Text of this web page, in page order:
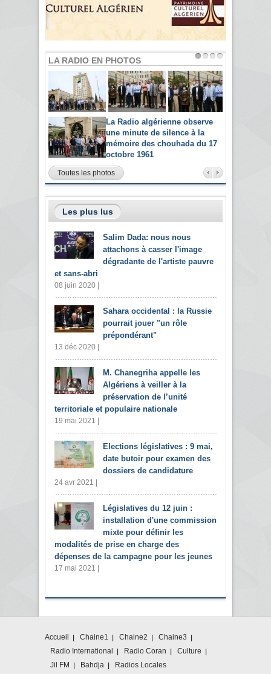
LA RADIO EN PHOTOS
La Radio algérienne observe
une minute de silence à la
mémoire des chouhada du 17
octobre 1961
Toutes les photos
Les plus lus
Salim Dada: nous nous
attachons à casser l'image
dégradante de l'artiste pauvre
et sans-abri
08 juin 2020 |
Sahara occidental : la Russie
pourrait jouer "un rôle
prépondérant"
13 déc 2020 |
M. Chanegriha appelle les
Algériens à veiller à la
préservation de l’unité
territoriale et populaire nationale
19 mai 2021 |
Elections législatives : 9 mai,
date butoir pour examen des
dossiers de candidature
24 avr 2021 |
Législatives du 12 juin :
installation d'une commission
mixte pour définir les
modalités de prise en charge des
dépenses de la campagne pour les jeunes
17 mai 2021 |
Accueil Chaine1 Chaine2
Chaine3
Radio International
Radio Coran
Culture
Jil FM
Bahdja Radios Locales